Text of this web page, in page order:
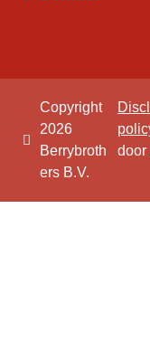
Copyright
2026
Berrybroth
ers B.V.
door